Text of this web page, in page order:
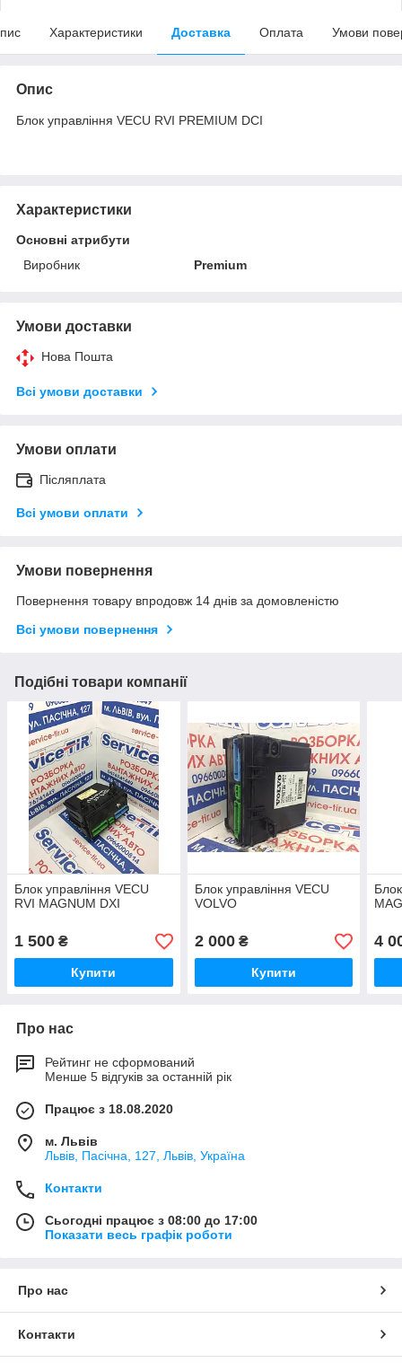
Характеристики Доставка Оплата Умови
Опис
Блок управління VECU RVI PREMIUM DCI
Характеристики
Основні атрибути
Виробник
Premium
Умови доставки
Нова Пошта
Всі умови доставки
Умови оплати
Післяплата
Всі умови оплати
Умови повернення
Повернення товару впродовж 14 днів за домовленістю
Всі умови повернення
Подібні товари компанії
Блок управління VECU
RVI MAGNUM DXI
1 500 ₴
Купити
Блок управління VECU
VOLVO
2 000₴
Купити
4
Про нас
Рейтинг не сформований
Менше 5 відгуків за останній рік
Працює з 18.08.2020
м. Львів
Львів, Пасічна, 127, Львів, Україна
Контакти
Сьогодні працює з 08:00 до 17:00
Показати весь графік роботи
Про нас
Контакти